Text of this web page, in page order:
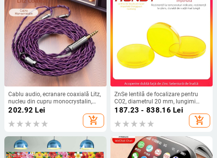
Cablu audio, ecranare coaxială Litz,
nucleu din cupru monocrystalin,
împletire încrucișată; conectori
drepți 2.5/3.5/4.4 mm; MMCX sau
0.78 mm 2-pin, QDC sau TFZ
202.92 Lei
add_shopping_cart
ZnSe lentilă de focalizare pentru
CO2, diametrul 20 mm, lungimi
focale 50,8 mm și 63,5 mm
187.23 - 838.16 Lei
add_shopping_cart